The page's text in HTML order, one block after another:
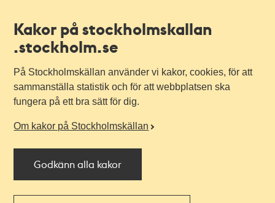
Kakor på stockholmskallan
.stockholm.se
På Stockholmskällan använder vi kakor, cookies, för att
sammanställa statistik och för att webbplatsen ska
fungera på ett bra sätt för dig.
Om kakor på Stockholmskällan
Godkänn alla kakor